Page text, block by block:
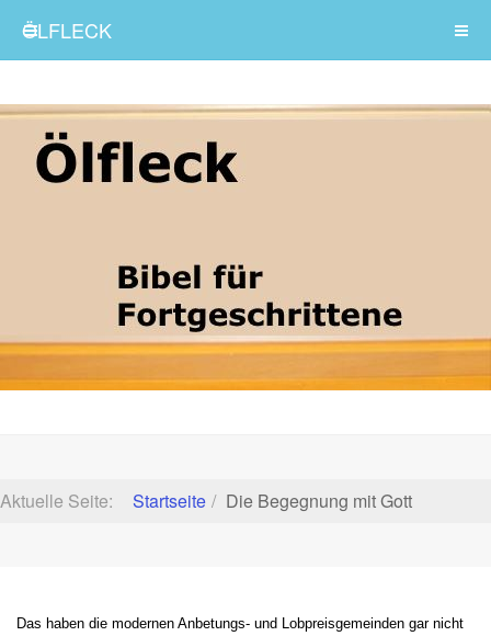
ÖLFLECK
Aktuelle Seite: Startseite Die Begegnung mit Gott
Das haben die modernen Anbetungs- und Lobpreisgemeinden gar nicht